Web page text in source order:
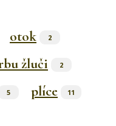
otok 2
žluči 2
5 plíce 11